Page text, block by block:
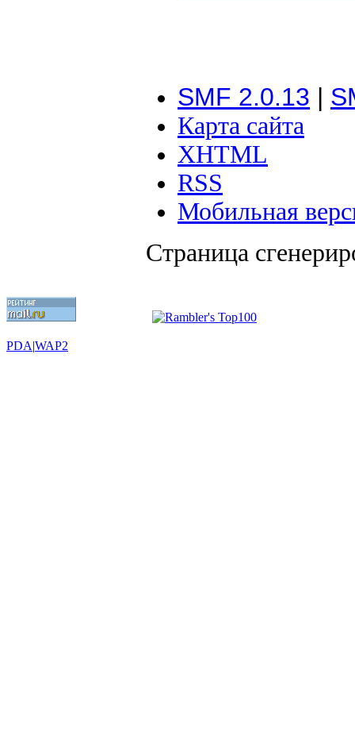
SMF 2.0.13 |
Карта сайта
XHTML
RSS
Мобильная
Страница
PDA|WAP2